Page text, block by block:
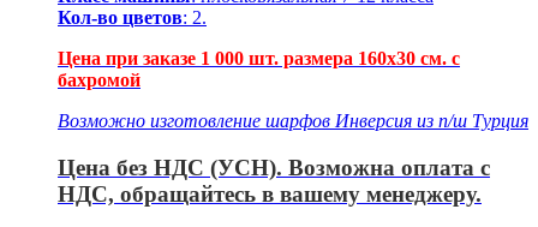
Кол-во цветов: 2.
Цена при заказе 1 000 шт. размера 160х30 см. с
бахромой
Возможно изготовление шарфов Инверсия из п/ш Турция
Цена без НДС (УСН). Возможна оплата с
НДС, обращайтесь в вашему менеджеру.